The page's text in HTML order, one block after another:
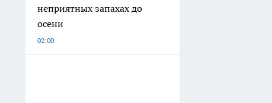
неприятных запахах до
осени
02:00